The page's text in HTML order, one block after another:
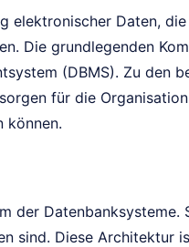
elektronischer Daten,
Die grundlegenden
(DBMS). Zu den
für die
können.
der Datenbanksysteme.
sind. Diese Architektur